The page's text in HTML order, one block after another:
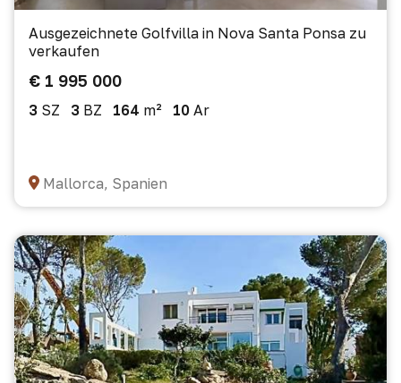
Ausgezeichnete Golfvilla in Nova Santa Ponsa zu
verkaufen
€ 1 995 000
3 SZ 3 BZ 164 m² 10 Ar
Mallorca, Spanien